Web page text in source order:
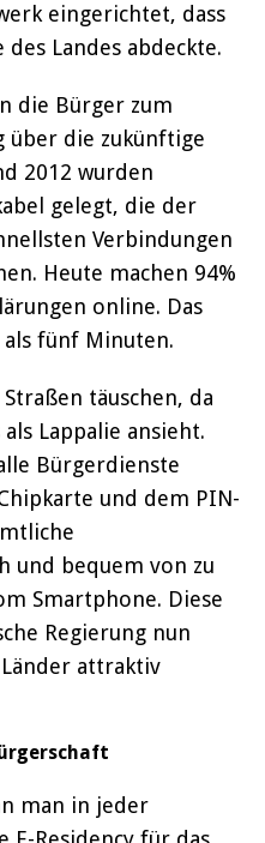
eingerichtet, dass
Landes abdeckte.
die Bürger zum
über die zukünftige
2012 wurden
gelegt, die der
Verbindungen
Heute machen 94%
online. Das
fünf Minuten.
täuschen, da
Lappalie ansieht.
Bürgerdienste
und dem PIN-
und bequem von zu
Smartphone. Diese
Regierung nun
attraktiv
man in jeder